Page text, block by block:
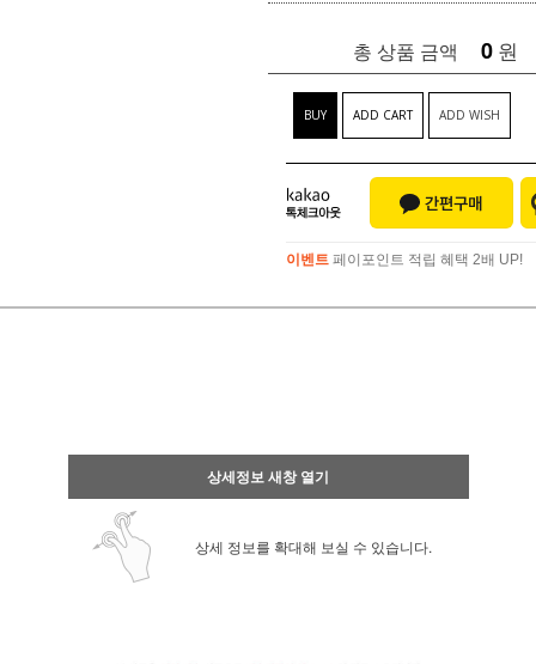
총 상품 금액 0 원
BUY ADD CART ADD WISH
이벤트 페이포인트 적립 혜택 2배 UP!
상세정보 새창 열기
상세 정보를 확대해 보실 수 있습니다.